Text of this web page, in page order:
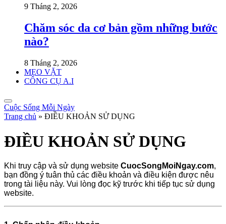
9 Tháng 2, 2026
Chăm sóc da cơ bản gồm những bước
nào?
8 Tháng 2, 2026
MẸO VẶT
CÔNG CỤ A.I
Cuộc Sống Mỗi Ngày
Trang chủ » ĐIỀU KHOẢN SỬ DỤNG
ĐIỀU KHOẢN SỬ DỤNG
Khi truy cập và sử dụng website CuocSongMoiNgay.com,
bạn đồng ý tuân thủ các điều khoản và điều kiện được nêu
trong tài liệu này. Vui lòng đọc kỹ trước khi tiếp tục sử dụng
website.